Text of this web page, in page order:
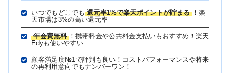
いつでもどこでも 還元率1%で楽天ポイントが貯まる ！楽
天市場は3%の高い還元率
年会費無料 ！携帯料金や公共料金支払いもおすすめ！楽天
Edyも使いやすい
顧客満足度№1で評判も良い！コストパフォーマンスや将来
の再利用意向でもナンバーワン！